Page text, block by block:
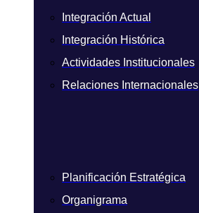
Integración Actual
Integración Histórica
Actividades Institucionales
Relaciones Internacionales
Planificación Estratégica
Organigrama